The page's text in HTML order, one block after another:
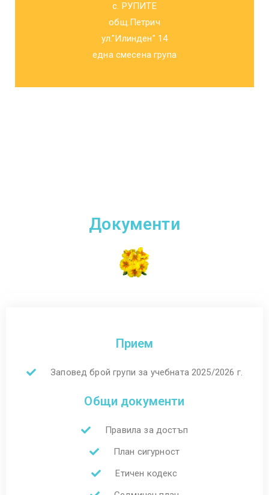
с. РУПИТЕ
общ.Петрич
ул."Илинден" 14
една смесена група
Документи
Прием
Заповед брой групи за учебната 2025/2026 г.
Общи документи
Правила за достъп
План сигурност
Етичен кодекс